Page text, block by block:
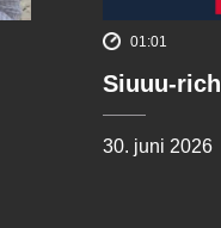
01:01
Siuuu-rich
30. juni 2026